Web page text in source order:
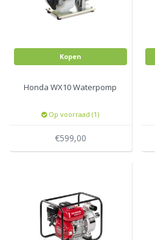
Kopen
Honda WX10 Waterpomp
Op voorraad (1)
€599,00